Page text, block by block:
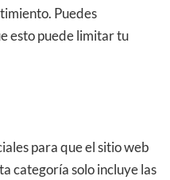
Puedes
esto puede limitar tu
para que el sitio web
categoría solo incluye las